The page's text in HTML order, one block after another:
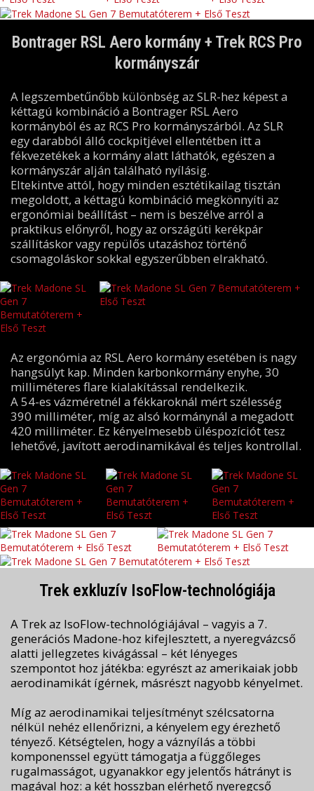
Bontrager RSL Aero kormány + Trek RCS Pro
kormányszár
A legszembetűnőbb különbség az SLR-hez képest a
kéttagú kombináció a Bontrager RSL Aero
kormányból és az RCS Pro kormányszárból. Az SLR
egy darabból álló cockpitjével ellentétben itt a
fékvezetékek a kormány alatt láthatók, egészen a
kormányszár alján található nyílásig.
Eltekintve attól, hogy minden esztétikailag tisztán
megoldott, a kéttagú kombináció megkönnyíti az
ergonómiai beállítást – nem is beszélve arról a
praktikus előnyről, hogy az országúti kerékpár
szállításkor vagy repülős utazáshoz történő
csomagoláskor sokkal egyszerűbben elrakható.
Az ergonómia az RSL Aero kormány esetében is nagy
hangsúlyt kap. Minden karbonkormány enyhe, 30
milliméteres flare kialakítással rendelkezik.
A 54-es vázméretnél a fékkaroknál mért szélesség
390 milliméter, míg az alsó kormánynál a megadott
420 milliméter. Ez kényelmesebb üléspozíciót tesz
lehetővé, javított aerodinamikával és teljes kontrollal.
Trek exkluzív IsoFlow-technológiája
A Trek az IsoFlow-technológiájával – vagyis a 7.
generációs Madone-hoz kifejlesztett, a nyeregvázcső
alatti jellegzetes kivágással – két lényeges
szempontot hoz játékba: egyrészt az amerikaiak jobb
aerodinamikát ígérnek, másrészt nagyobb kényelmet.
Míg az aerodinamikai teljesítményt szélcsatorna
nélkül nehéz ellenőrizni, a kényelem egy érezhető
tényező. Kétségtelen, hogy a váznyílás a többi
komponenssel együtt támogatja a függőleges
rugalmasságot, ugyanakkor egy jelentős hátrányt is
magával hoz: a két hosszban elérhető nyeregcső